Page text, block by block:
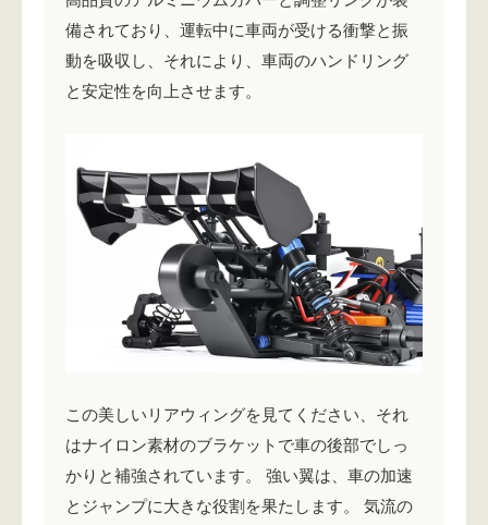
備されており、運転中に車両が受ける衝撃と振
動を吸収し、それにより、車両のハンドリング
と安定性を向上させます。
この美しいリアウィングを見てください、それ
はナイロン素材のブラケットで車の後部でしっ
かりと補強されています。 強い翼は、車の加速
とジャンプに大きな役割を果たします。 気流の